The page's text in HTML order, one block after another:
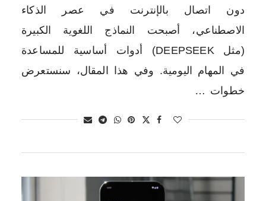
دون اتصال بالإنترنت في عصر الذكاء
الاصطناعي، أصبحت النماذج اللغوية الكبيرة
(مثل DEEPSEEK) أدوات أساسية للمساعدة
في المهام اليومية. وفي هذا المقال، سنستعرض
خطوات …